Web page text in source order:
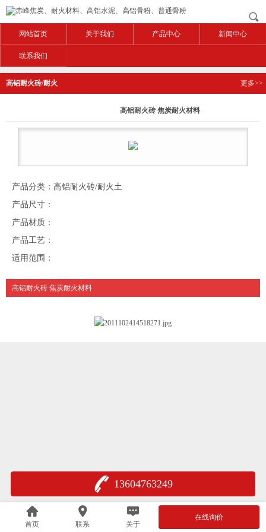
网站首页 关于我们 产品中心 新闻中心
联系我们
高铝耐火砖/耐火 更多>>
高铝耐火砖 焦炭耐火材料
产品分类：高铝耐火砖/耐火土
产品尺寸：
产品材质：
产品工艺：
适用范围：
高铝耐火砖 焦炭耐火材料
13604763249
首页 联系 关于
在线询价